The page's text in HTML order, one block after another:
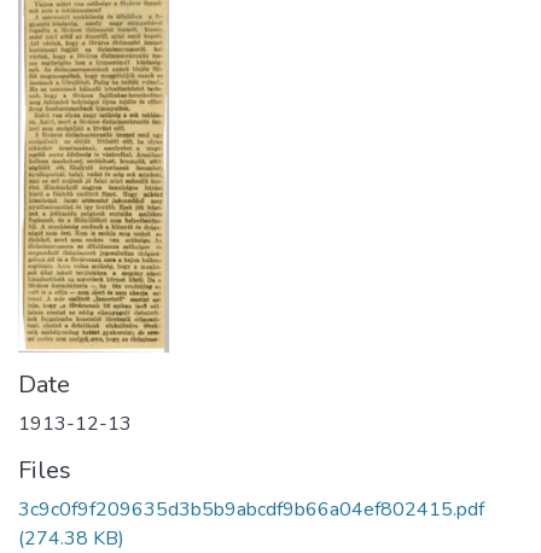
Date
1913-12-13
Files
3c9c0f9f209635d3b5b9abcdf9b66a04ef802415.pdf
(274.38 KB)